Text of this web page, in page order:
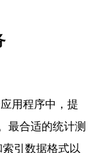
应用程序中，提
最合适的统计测
引数据格式以